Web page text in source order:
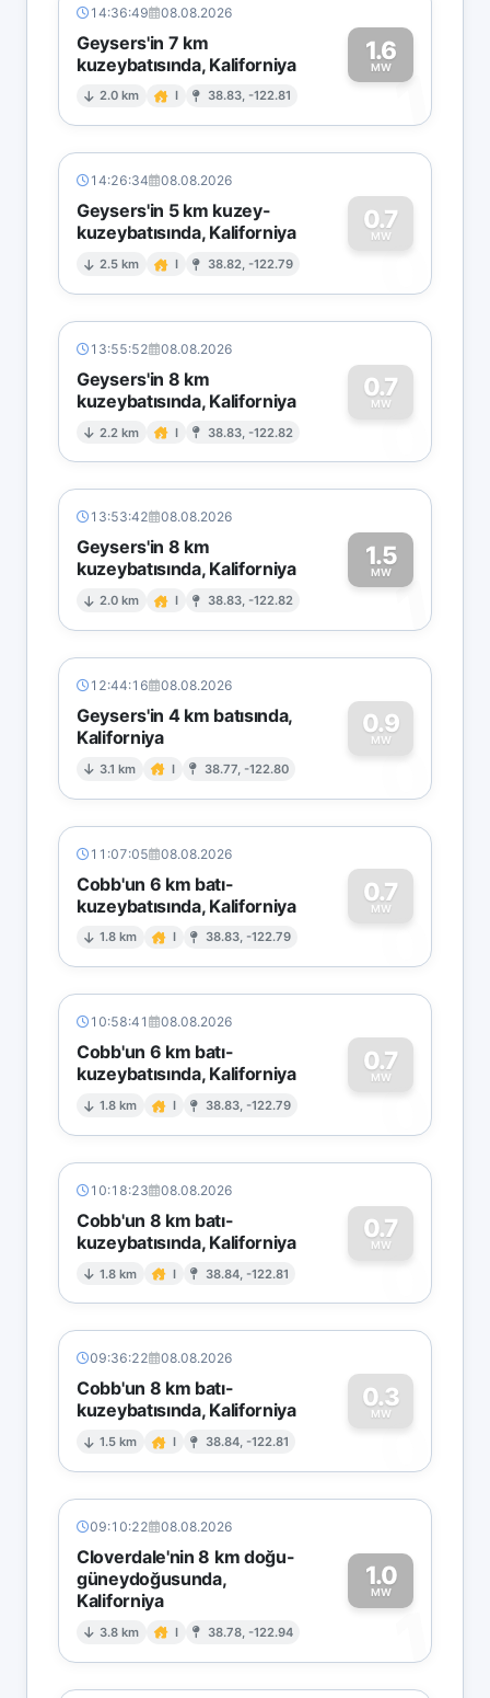
14:36:49 08.08.2026
Geysers'in 7 km
kuzeybatısında, Kaliforniya
2.0 km I 38.83, -122.81
1.6
MW1
14:26:34 08.08.2026
Geysers'in 5 km kuzey-
kuzeybatısında, Kaliforniya
2.5 km I 38.82, -122.79
0.7
MW
0
13:55:52 08.08.2026
Geysers'in 8 km
kuzeybatısında, Kaliforniya
2.2 km I 38.83, -122.82
0.7
MW
0
13:53:42 08.08.2026
Geysers'in 8 km
kuzeybatısında, Kaliforniya
2.0 km I 38.83, -122.82
1.5
MW1
12:44:16 08.08.2026
Geysers'in 4 km batısında,
Kaliforniya
3.1 km I 38.77, -122.80
0.9
MW
0
11:07:05 08.08.2026
Cobb'un 6 km batı-
kuzeybatısında, Kaliforniya
1.8 km I 38.83, -122.79
0.7
MW
0
10:58:41 08.08.2026
Cobb'un 6 km batı-
kuzeybatısında, Kaliforniya
1.8 km I 38.83, -122.79
0.7
MW
0
10:18:23 08.08.2026
Cobb'un 8 km batı-
kuzeybatısında, Kaliforniya
1.8 km I 38.84, -122.81
0.7
MW
0
09:36:22 08.08.2026
Cobb'un 8 km batı-
kuzeybatısında, Kaliforniya
1.5 km I 38.84, -122.81
0.3
MW
0
09:10:22 08.08.2026
Cloverdale'nin 8 km doğu-
güneydoğusunda,
Kaliforniya
3.8 km I 38.78, -122.94
1.0
MW
1